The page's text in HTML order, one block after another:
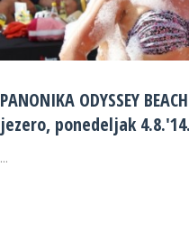
PANONIKA ODYSSEY
jezero, ponedeljak
...